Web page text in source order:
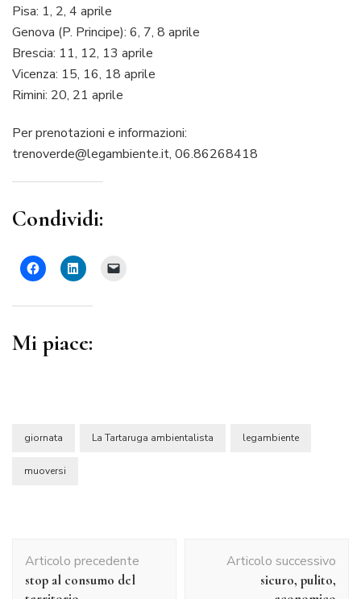
Pisa: 1, 2, 4 aprile
Genova (P. Principe): 6, 7, 8 aprile
Brescia: 11, 12, 13 aprile
Vicenza: 15, 16, 18 aprile
Rimini: 20, 21 aprile
Per prenotazioni e informazioni:
trenoverde@legambiente.it, 06.86268418
Condividi:
Mi piace:
giornata La Tartaruga ambientalista legambiente
muoversi
articolo
Articolo precedente
stop al consumo del
Articolo successivo
sicuro, pulito,